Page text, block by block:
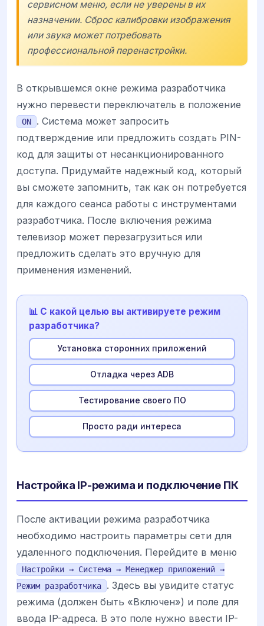
сервисном меню, если не уверены в их
назначении. Сброс калибровки изображения
или звука может потребовать
профессиональной перенастройки.
В открывшемся окне режима разработчика
нужно перевести переключатель в положение
ON
. Система может запросить
подтверждение или предложить создать PIN-
код для защиты от несанкционированного
доступа. Придумайте надежный код, который
вы сможете запомнить, так как он потребуется
для каждого сеанса работы с инструментами
разработчика. После включения режима
телевизор может перезагрузиться или
предложить сделать это вручную для
применения изменений.
📊 С какой целью вы активируете режим
разработчика?
Установка сторонних приложений
Отладка через ADB
Тестирование своего ПО
Просто ради интереса
Настройка IP-режима и подключение ПК
После активации режима разработчика
необходимо настроить параметры сети для
удаленного подключения. Перейдите в меню
Настройки → Система → Менеджер приложений →
Режим разработчика
. Здесь вы увидите статус
режима (должен быть «Включен») и поле для
ввода IP-адреса. В это поле нужно ввести IP-